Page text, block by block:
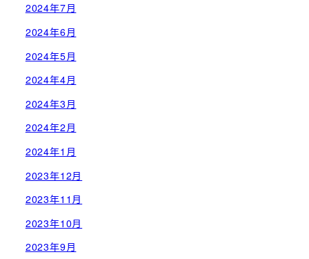
2024年7月
2024年6月
2024年5月
2024年4月
2024年3月
2024年2月
2024年1月
2023年12月
2023年11月
2023年10月
2023年9月